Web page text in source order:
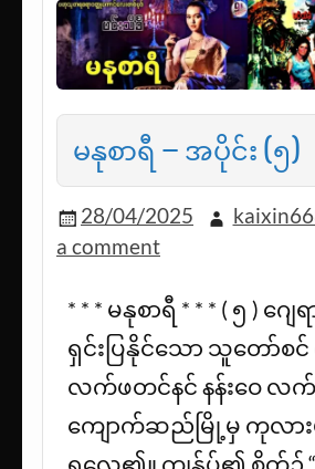
မနုစာရီ – အပိုင်း (၅)
28/04/2025
a comment
* * * မနုစာရီ * * * ( ၅ ) ဂ
ရှင်းပြနိုင်သော သူတော်စ
လက်ဖတင်နင် နန်းဝေ လ
ကျောက်ဆည်မြို့မှ ကုလာ